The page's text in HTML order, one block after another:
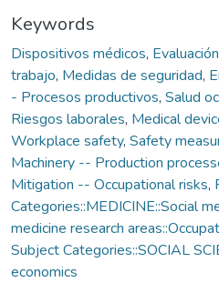
Keywords
Dispositivos médicos,
trabajo, Medidas de seguridad,
- Procesos productivos, Salud
Riesgos laborales, Medical
Workplace safety, Safety
Machinery -- Production
Mitigation -- Occupational risks,
Categories::MEDICINE::Social
medicine research
Subject Categories::SOCIAL
economics